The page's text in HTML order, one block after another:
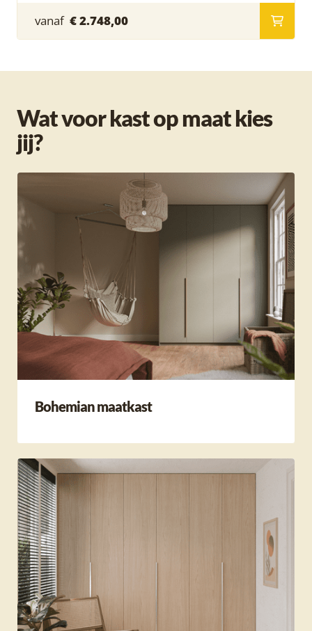
vanaf € 2.748,00
Wat voor kast op maat kies
jij?
Bohemian maatkast